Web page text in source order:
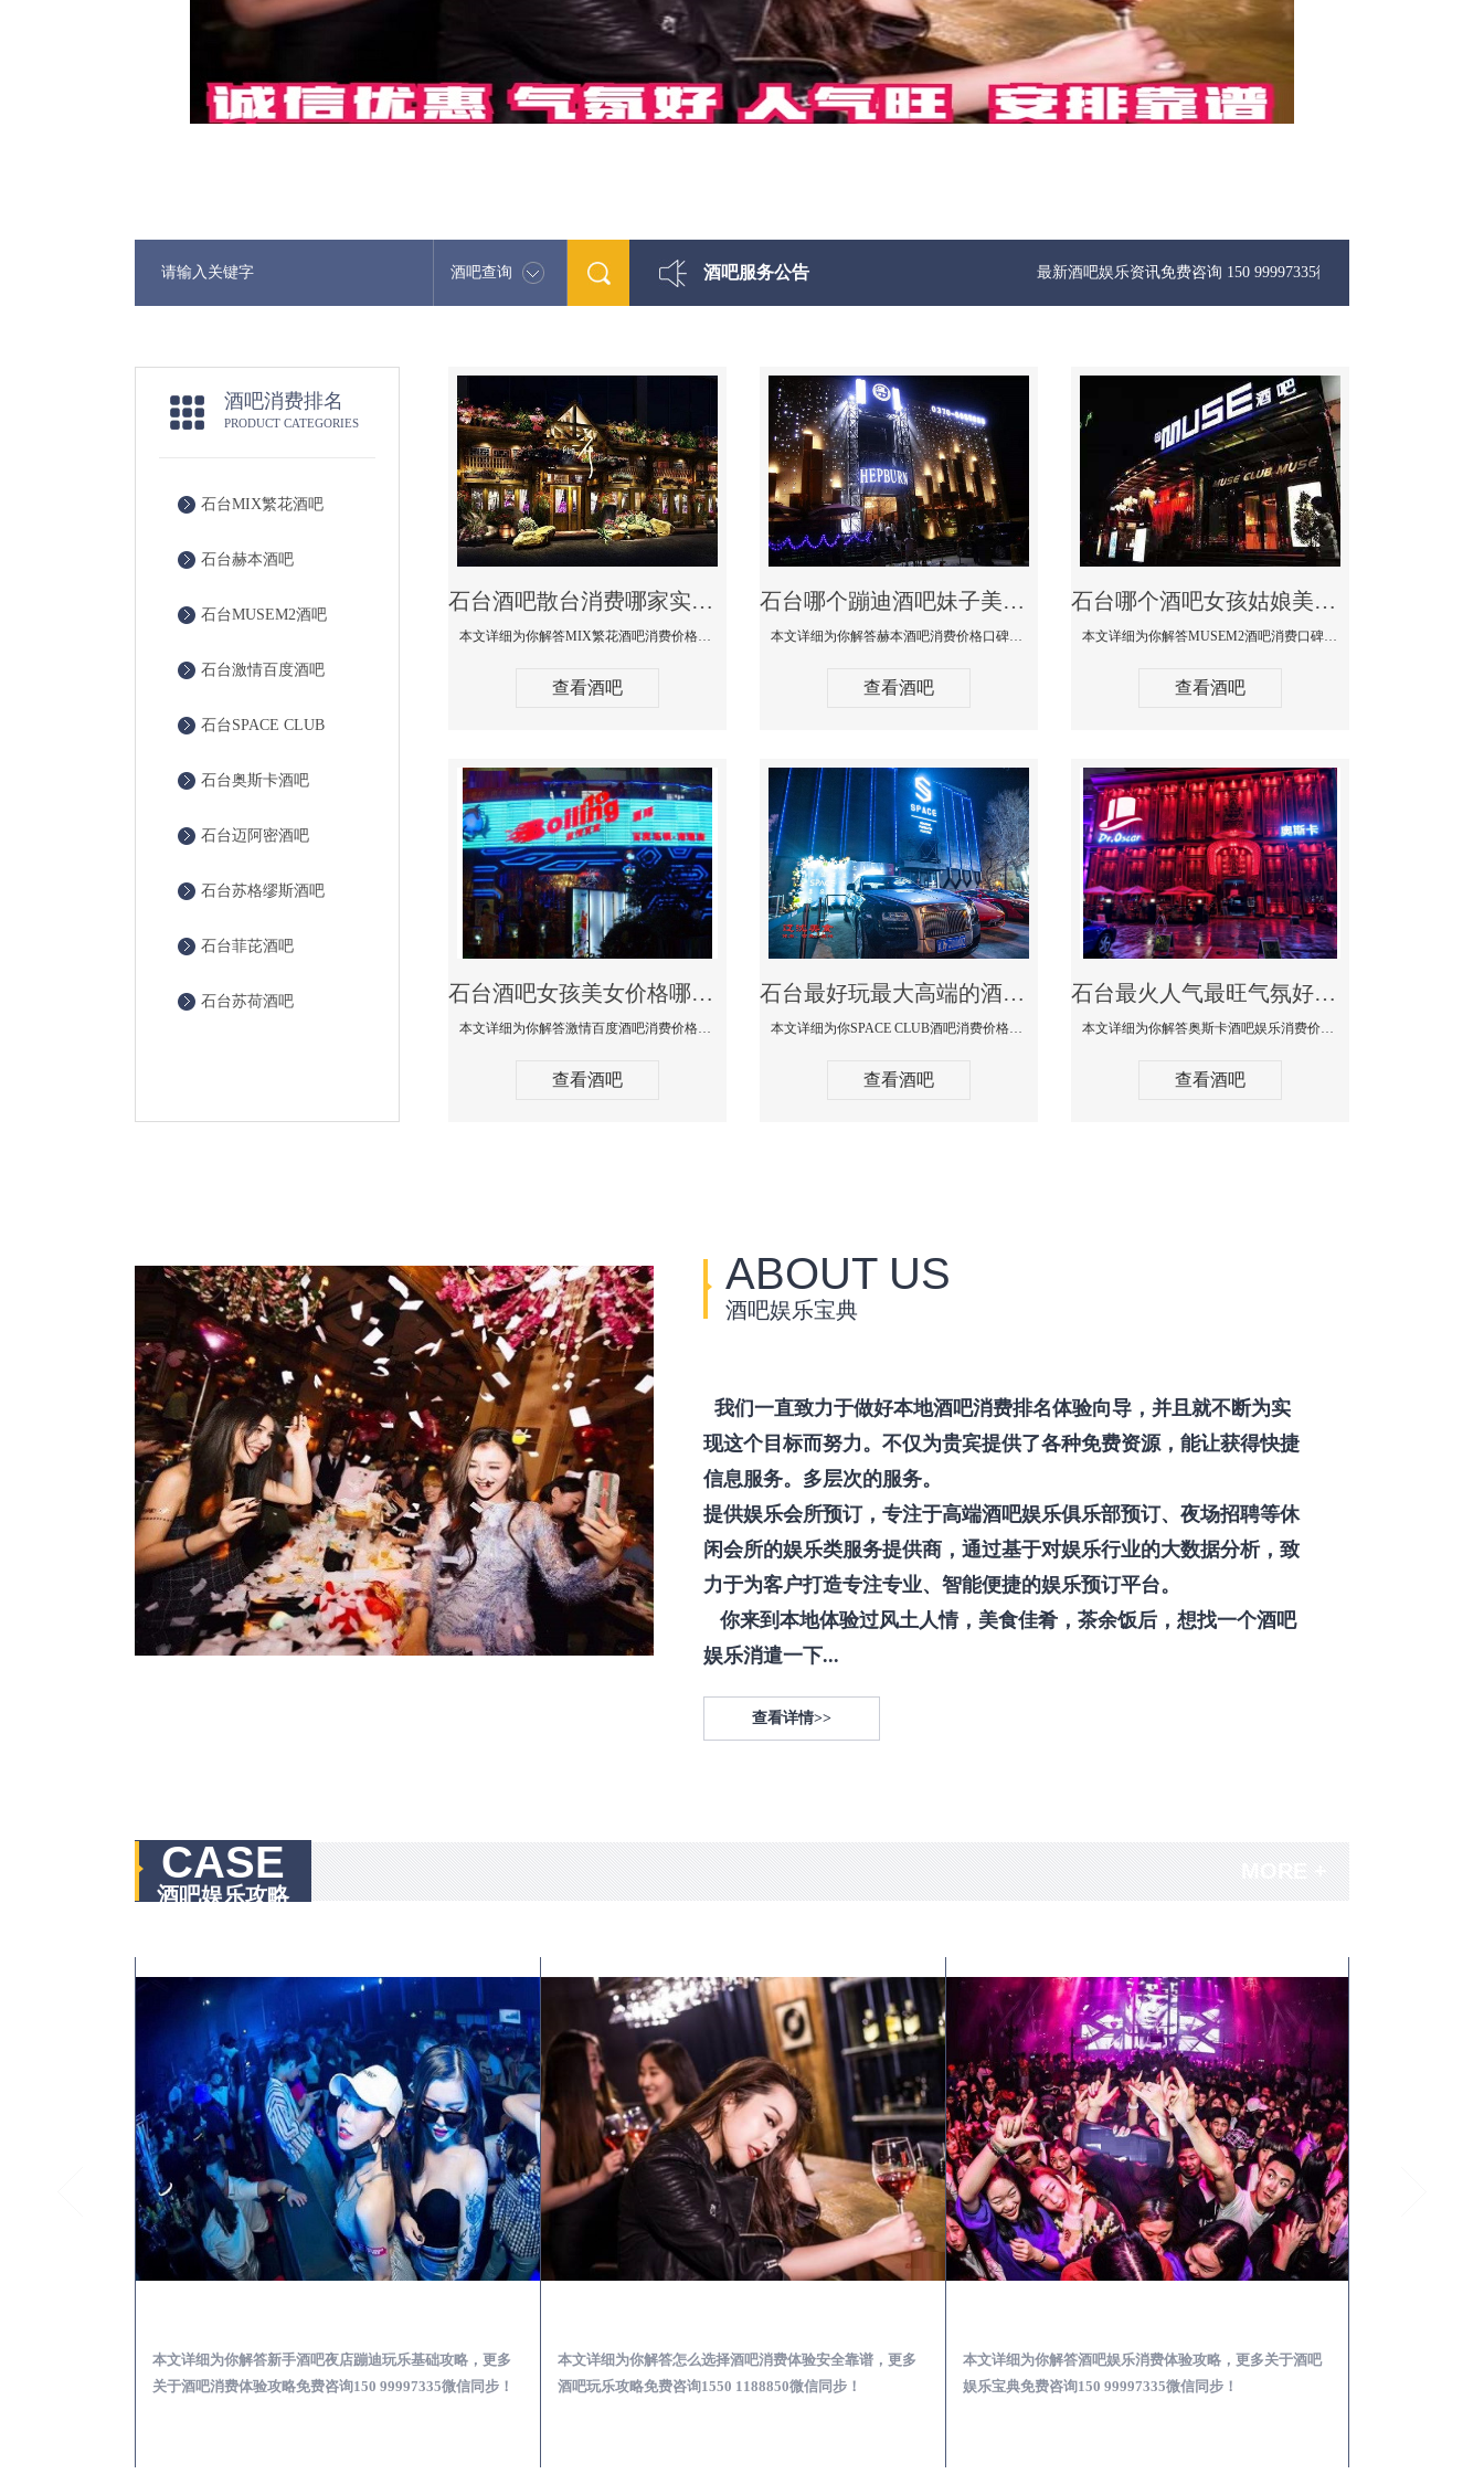
酒吧查询 酒吧服务公告 最新酒吧娱乐资讯免费咨询 150 99997335微信同步
酒吧消费排名
PRODUCT CATEGORIES
石台MIX繁花酒吧
石台赫本酒吧
石台MUSEM2酒吧
石台激情百度酒吧
石台SPACE CLUB
石台奥斯卡酒吧
石台迈阿密酒吧
石台苏格缪斯酒吧
石台菲芘酒吧
石台苏荷酒吧
石台酒吧散台消费哪家实惠-MIX繁花酒吧消费价格真实点评
本文详细为你解答MIX繁花酒吧消费价格真实点评，更多关于酒吧散台消费哪家实惠咨询免费咨询150 99997335微信同步
查看酒吧
石台哪个蹦迪酒吧妹子美女多环境好-赫本酒吧消费价格口碑点评
本文详细为你解答赫本酒吧消费价格口碑点评，更多关于哪个蹦迪酒吧妹子美女多环境好咨询150 99997335微信同步！
查看酒吧
石台哪个酒吧女孩姑娘美女多-MUSEM2酒吧消费口碑点评
本文详细为你解答MUSEM2酒吧消费口碑点评，更多关于哪个酒吧女孩姑娘美女多免费咨询150 99997335微信同步！
查看酒吧
石台酒吧女孩美女价格哪家便宜-激情百度消费价格点评
本文详细为你解答激情百度酒吧消费价格点评，更多关于酒吧女孩美女价格哪家便宜免费咨询150 99997335微信同步！
查看酒吧
石台最好玩最大高端的酒吧体验-SPACE CLUB酒吧消费点评
本文详细为你SPACE CLUB酒吧消费价格点评，更多关于最好玩最大高端的酒吧体验免费咨询150 99997335微信同步！
查看酒吧
石台最火人气最旺气氛好的酒吧-奥斯卡酒吧消费价格口碑点评
本文详细为你解答奥斯卡酒吧娱乐消费价格点评，更多关于最火人气最旺气氛好的酒吧免费咨询150 99997335微信同步！
查看酒吧
ABOUT US
酒吧娱乐宝典
我们一直致力于做好本地酒吧消费排名体验向导，并且就不断为实
现这个目标而努力。不仅为贵宾提供了各种免费资源，能让获得快捷
信息服务。多层次的服务。
提供娱乐会所预订，专注于高端酒吧娱乐俱乐部预订、夜场招聘等休
闲会所的娱乐类服务提供商，通过基于对娱乐行业的大数据分析，致
力于为客户打造专注专业、智能便捷的娱乐预订平台。
你来到本地体验过风土人情，美食佳肴，茶余饭后，想找一个酒吧
娱乐消遣一下...
查看详情>>
CASE
酒吧娱乐攻略
本文详细为你解答新手酒吧夜店蹦迪玩乐基础攻略，更多
关于酒吧消费体验攻略免费咨询150 99997335微信同步！
本文详细为你解答怎么选择酒吧消费体验安全靠谱，更多
酒吧玩乐攻略免费咨询1550 1188850微信同步！
本文详细为你解答酒吧娱乐消费体验攻略，更多关于酒吧
娱乐宝典免费咨询150 99997335微信同步！